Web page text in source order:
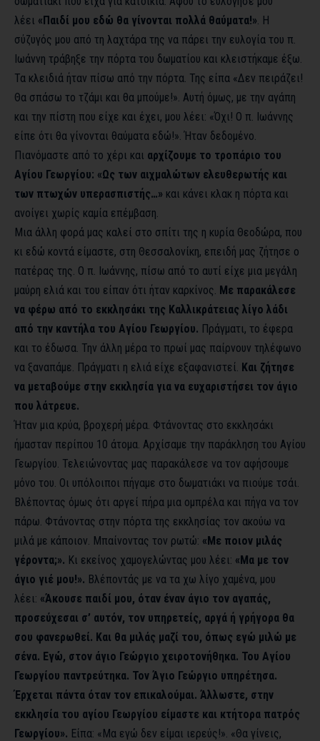
λέει «Παιδί μου εδώ θα γίνονται πολλά θαύματα!». Η
σύζυγός μου από τη λαχτάρα της να πάρει την ευλογία του π.
Ιωάννη τράβηξε την πόρτα του δωματίου και κλειστήκαμε έξω.
Τα κλειδιά ήταν πίσω από την πόρτα. Της είπα «Δεν πειράζει!
Θα σπάσω το τζάμι και θα μπούμε!». Αυτή όμως, με την αγάπη
και την πίστη που είχε και έχει, μου λέει: «Όχι! Ο π. Ιωάννης
είπε ότι θα γίνονται θαύματα εδώ!». Ήταν δεδομένο.
Πιανόμαστε από το χέρι και αρχίζουμε το τροπάριο του
Αγίου Γεωργίου: «Ως των αιχμαλώτων ελευθερωτής και
των πτωχών υπερασπιστής…» και κάνει κλακ η πόρτα και
ανοίγει χωρίς καμία επέμβαση.
Μια άλλη φορά μας καλεί στο σπίτι της η κυρία Θεοδώρα, που
κι εδώ κοντά είμαστε, στη Θεσσαλονίκη, επειδή μας ζήτησε ο
πατέρας της. O π. Ιωάννης, πίσω από το αυτί είχε μια μεγάλη
μαύρη ελιά και του είπαν ότι ήταν καρκίνος. Με παρακάλεσε
να φέρω από το εκκλησάκι της Καλλικράτειας λίγο λάδι
από την καντήλα του Αγίου Γεωργίου. Πράγματι, το έφερα
και το έδωσα. Την άλλη μέρα το πρωί μας παίρνουν τηλέφωνο
να ξαναπάμε. Πράγματι η ελιά είχε εξαφανιστεί. Και ζήτησε
να μεταβούμε στην εκκλησία για να ευχαριστήσει τον άγιο
που λάτρευε.
Ήταν μια κρύα, βροχερή μέρα. Φτάνοντας στο εκκλησάκι
ήμασταν περίπου 10 άτομα. Αρχίσαμε την παράκληση του Αγίου
Γεωργίου. Τελειώνοντας μας παρακάλεσε να τον αφήσουμε
μόνο του. Οι υπόλοιποι πήγαμε στο δωματιάκι να πιούμε τσάι.
Βλέποντας όμως ότι αργεί πήρα μια ομπρέλα και πήγα να τον
πάρω. Φτάνοντας στην πόρτα της εκκλησίας τον ακούω να
μιλά με κάποιον. Μπαίνοντας τον ρωτώ: «Με ποιον μιλάς
γέροντα;». Κι εκείνος χαμογελώντας μου λέει: «Μα με τον
άγιο γιέ μου!». Βλέποντάς με να τα χω λίγο χαμένα, μου
λέει: «Άκουσε παιδί μου, όταν έναν άγιο τον αγαπάς,
προσεύχεσαι σ’ αυτόν, τον υπηρετείς, αργά ή γρήγορα θα
σου φανερωθεί. Και θα μιλάς μαζί του, όπως εγώ μιλώ με
σένα. Εγώ, στον άγιο Γεώργιο χειροτονήθηκα. Του Αγίου
Γεωργίου παντρεύτηκα. Τον Άγιο Γεώργιο υπηρέτησα.
Έρχεται πάντα όταν τον επικαλούμαι. Άλλωστε, στην
εκκλησία του αγίου Γεωργίου είμαστε και κτήτορα πατρός
Γεωργίου». Είπα: «Μα εγώ δεν είμαι ιερεύς!». «Θα γίνεις,